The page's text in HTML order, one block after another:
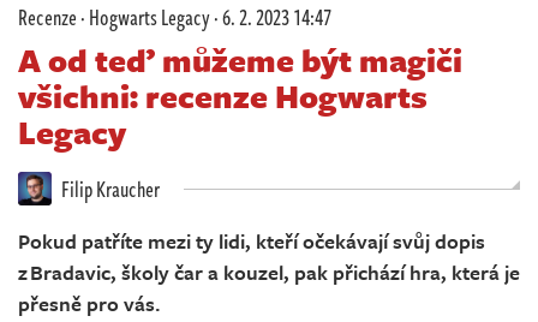
Redakce
Živě
Recenze·Hogwarts Legacy·6. 2. 2023 14:47
A od teď můžeme být magiči
všichni: recenze Hogwarts
Legacy
Filip Kraucher
Pokud patříte mezi ty lidi, kteří očekávají svůj dopis
z Bradavic, školy čar a kouzel, pak přichází hra, která je
přesně pro vás.